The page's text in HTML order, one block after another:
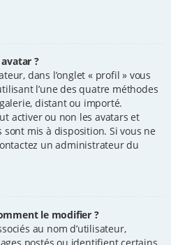
?
dans l’onglet « profil » vous
l’une des quatre méthodes
distant ou importé.
activer ou non les avatars et
mis à disposition. Si vous ne
un administrateur du
le modifier ?
au nom d’utilisateur,
postés ou identifient certains